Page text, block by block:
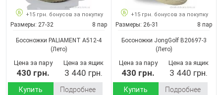
+15 грн. бонусов за покупку
Размеры: 27-32 8 пар
Босоножки PALIAMENT A512-4
(Лето)
Цена за пару
430 грн.
Цена за ящик
3 440 грн.
Купить Подробнее
+15 грн. бонусов за покупку
Размеры: 26-31 8 пар
Босоножки JongGolf B20697-3
(Лето)
Цена за пару
430 грн.
Цена за ящик
3 440 грн.
Купить Подробнее